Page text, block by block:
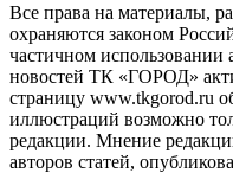
Все права на материалы,
охраняются законом
частичном
новостей ТК «ГОРОД»
страницу www.tkgorod.ru
иллюстраций возможно
редакции. Мнение
авторов статей,